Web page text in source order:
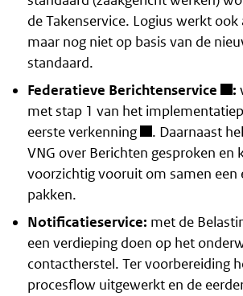
de Takenservice. Logius werkt
maar nog niet op basis van de
standaard.
Federatieve Berichtenservice
:
met stap 1 van het
eerste verkenning
. Daarnaast
VNG over Berichten gesproken en
voorzichtig vooruit om samen een
pakken.
Notificatieservice: met de
een verdieping doen op het
contactherstel. Ter voorbereiding
procesflow uitgewerkt en de